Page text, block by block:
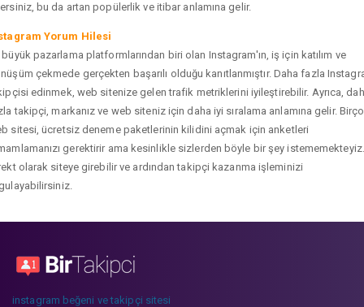
bu da artan popülerlik ve itibar anlamına gelir.
Yorum Hilesi
büyük pazarlama platformlarından biri olan Instagram'ın, iş için katılım ve
çekmede gerçekten başarılı olduğu kanıtlanmıştır. Daha fazla
edinmek, web sitenize gelen trafik metriklerini iyileştirebilir. Ayrıca,
takipçi, markanız ve web siteniz için daha iyi sıralama anlamına gelir.
sitesi, ücretsiz deneme paketlerinin kilidini açmak için anketleri
gerektirir ama kesinlikle sizlerden böyle bir şey istememekteyiz.
olarak siteye girebilir ve ardından takipçi kazanma işleminizi
instagram beğeni ve takipçi sitesi